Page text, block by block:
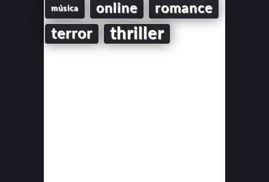
música online romance
terror thriller